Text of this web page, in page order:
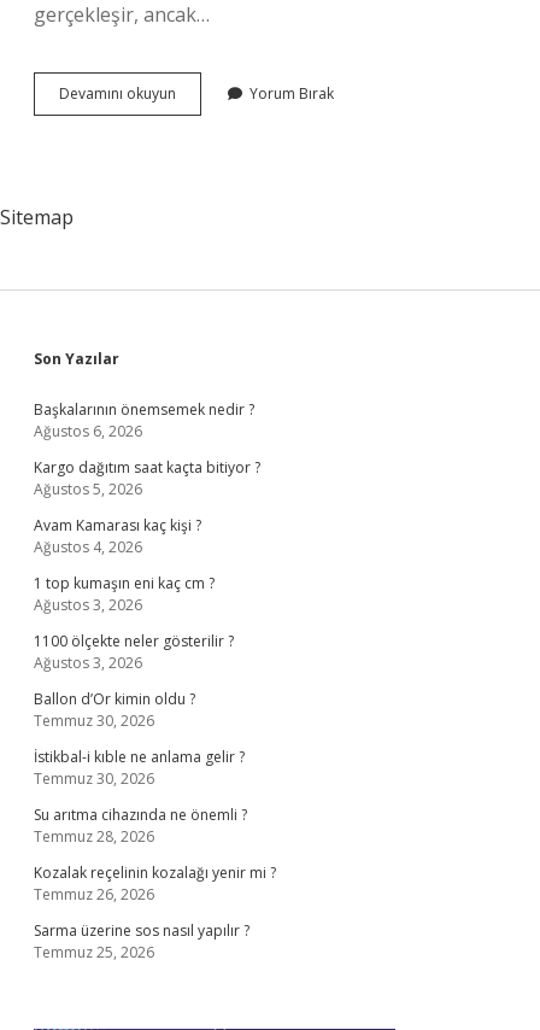
gerçekleşir, ancak…
Devamını okuyun
Et
Yorum Bırak
Sitemap
Sidebar
Son Yazılar
Başkalarının önemsemek nedir ?
Ağustos 6, 2026
Kargo dağıtım saat kaçta bitiyor ?
Ağustos 5, 2026
Avam Kamarası kaç kişi ?
Ağustos 4, 2026
1 top kumaşın eni kaç cm ?
Ağustos 3, 2026
1100 ölçekte neler gösterilir ?
Ağustos 3, 2026
Ballon d’Or kimin oldu ?
Temmuz 30, 2026
İstikbal-i kıble ne anlama gelir ?
Temmuz 30, 2026
Su arıtma cihazında ne önemli ?
Temmuz 28, 2026
Kozalak reçelinin kozalağı yenir mi ?
Temmuz 26, 2026
Sarma üzerine sos nasıl yapılır ?
Temmuz 25, 2026